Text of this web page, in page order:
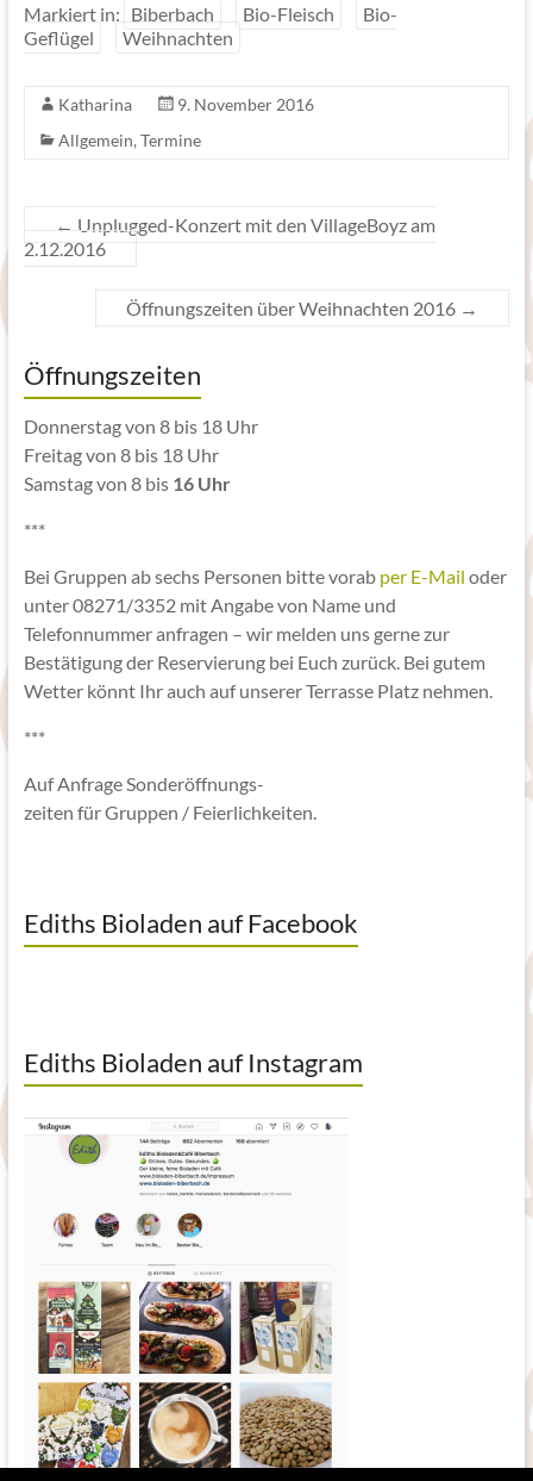
Markiert in: Biberbach Bio-Fleisch
Bio-
Geflügel
Weihnachten
Katharina
9. November 2016
Allgemein, Termine
← Unplugged-Konzert mit den VillageBoyz am
2.12.2016
Öffnungszeiten über Weihnachten 2016 →
Öffnungszeiten
Donnerstag von 8 bis 18 Uhr
Freitag von 8 bis 18 Uhr
Samstag von 8 bis 16 Uhr
***
Bei Gruppen ab sechs Personen bitte vorab per E-Mail oder
unter 08271/3352 mit Angabe von Name und
Telefonnummer anfragen – wir melden uns gerne zur
Bestätigung der Reservierung bei Euch zurück. Bei gutem
Wetter könnt Ihr auch auf unserer Terrasse Platz nehmen.
***
Auf Anfrage Sonderöffnungs-
zeiten für Gruppen / Feierlichkeiten.
Ediths Bioladen auf Facebook
Ediths Bioladen auf Instagram